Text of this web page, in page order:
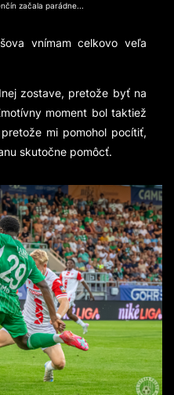
začala parádne...
vnímam celkovo veľa
zostave, pretože byť na
moment bol taktiež
mi pomohol pocítiť,
skutočne pomôcť.